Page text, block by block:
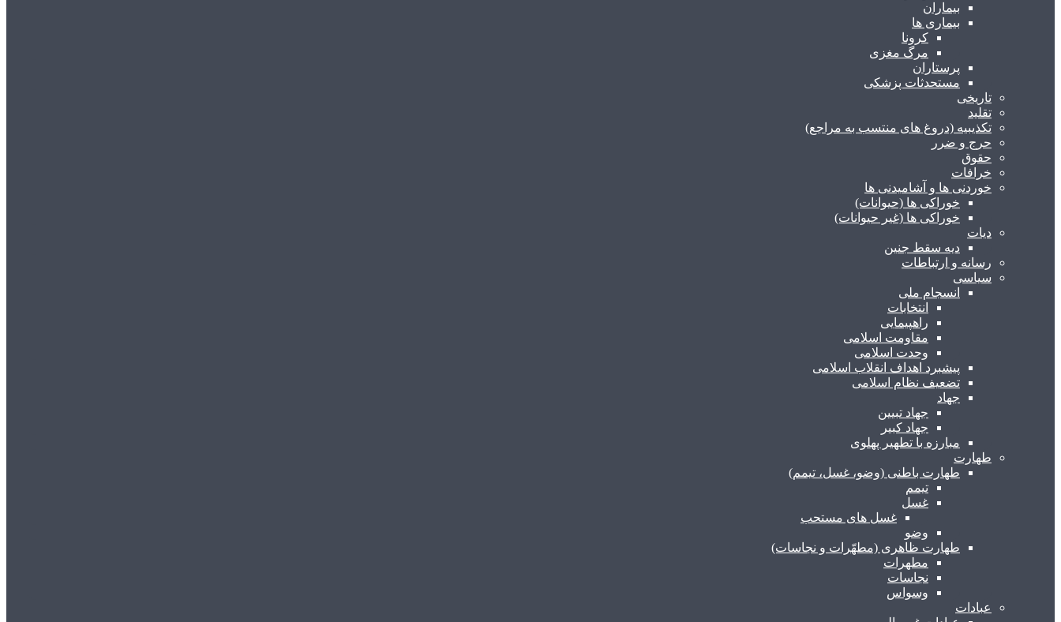
بیماران
بیماری ها
کرونا
مرگ مغزی
پرستاران
مستحدثات پزشکی
تاریخی
تقلید
تکذیبیه (دروغ های منتسب به مراجع)
حرج و ضرر
حقوق
خرافات
خوردنی ها و آشامیدنی ها
خوراکی ها (حیوانات)
خوراکی ها (غیر حیوانات)
دیات
دیه سقط جنین
رسانه و ارتباطات
سیاسی
انسجام ملی
انتخابات
راهپیمایی
مقاومت اسلامی
وحدت اسلامی
پیشبرد اهداف انقلاب اسلامی
تضعیف نظام اسلامی
جهاد
جهاد تبیین
جهاد کبیر
مبارزه با تطهیر پهلوی
طهارت
طهارت باطنی (وضو، غسل، تیمم)
تیمم
غسل
غسل های مستحب
وضو
طهارت ظاهری (مطهّرات و نجاسات)
مطهرات
نجاسات
وسواس
عبادات